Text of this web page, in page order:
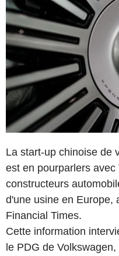
La start-up chinoise de
est en pourparlers
constructeurs
d'une usine en Europe,
Financial Times.
Cette information
le PDG de